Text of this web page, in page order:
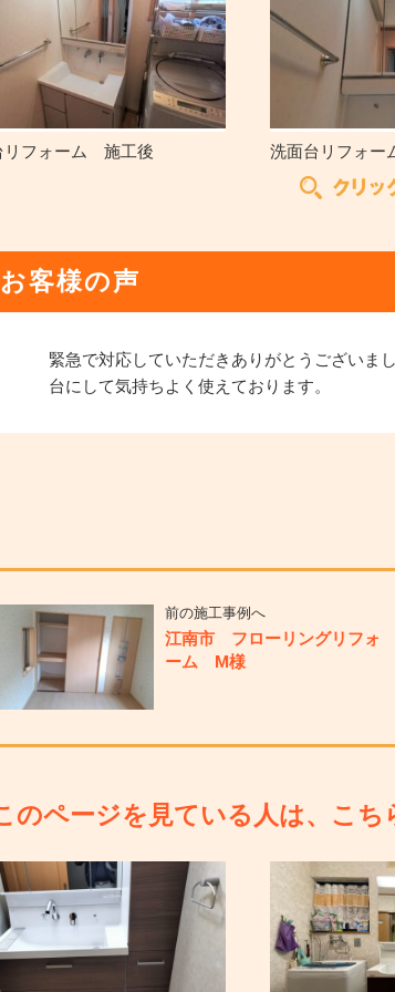
リフォーム 施工後 洗面台リフォ
お客様の声
緊急で対応していただきありがとうございま
台にして気持ちよく使えております。
前の施工事例へ
江南市 フローリングリフォ
ーム M様
のページを見ている人は、こち